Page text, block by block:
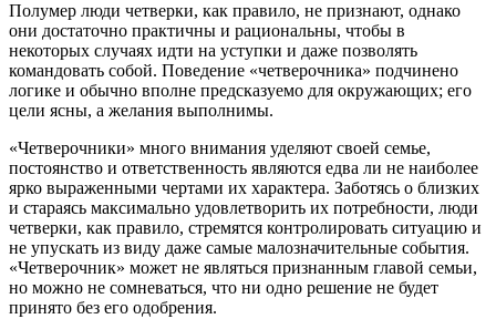
Полумер люди четверки, как правило, не признают, однако
они достаточно практичны и рациональны, чтобы в
некоторых случаях идти на уступки и даже позволять
командовать собой. Поведение «четверочника» подчинено
логике и обычно вполне предсказуемо для окружающих; его
цели ясны, а желания выполнимы.
«Четверочники» много внимания уделяют своей семье,
постоянство и ответственность являются едва ли не наиболее
ярко выраженными чертами их характера. Заботясь о близких
и стараясь максимально удовлетворить их потребности, люди
четверки, как правило, стремятся контролировать ситуацию и
не упускать из виду даже самые малозначительные события.
«Четверочник» может не являться признанным главой семьи,
но можно не сомневаться, что ни одно решение не будет
принято без его одобрения.